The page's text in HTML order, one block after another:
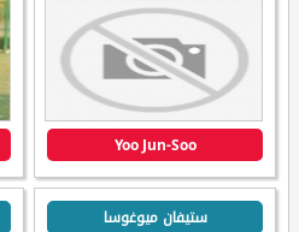
Yoo Jun-Soo
ستيفان ميوغوسا